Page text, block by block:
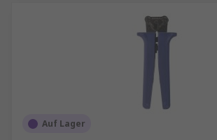
Auf Lager